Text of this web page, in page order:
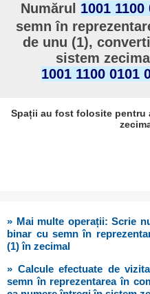
Numărul 1001 1100
semn în
de unu (1),
sistem
1001 1100 0101
Spații au fost folosite pentru
» Mai multe operații: Scrie
binar cu semn în
(1) în zecimal
» Calcule efectuate de
semn în reprezentarea în